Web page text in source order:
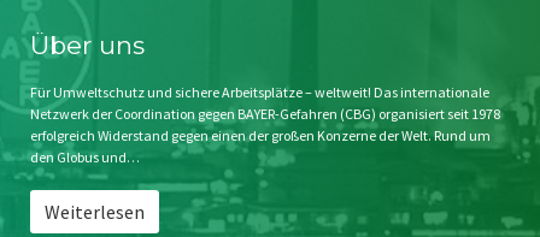
Impressum
Störfälle
Stichwort BAYER
Jahrestagung
SPENDEN
Über uns
Für Umweltschutz und sichere Arbeitsplätze – weltweit! Das internationale
Netzwerk der Coordination gegen BAYER-Gefahren (CBG) organisiert seit 1978
erfolgreich Widerstand gegen einen der großen Konzerne der Welt. Rund um
den Globus und…
Weiterlesen